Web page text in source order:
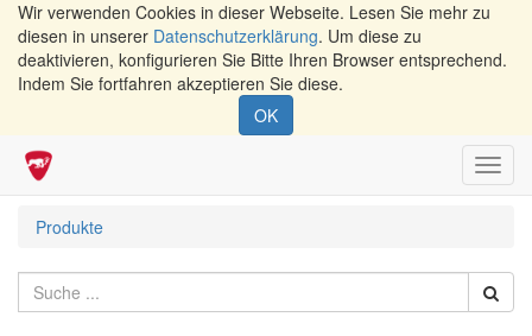
Wir verwenden Cookies in dieser Webseite. Lesen Sie mehr zu
diesen in unserer Datenschutzerklärung. Um diese zu
deaktivieren, konfigurieren Sie Bitte Ihren Browser entsprechend.
Indem Sie fortfahren akzeptieren Sie diese.
OK
Produkte